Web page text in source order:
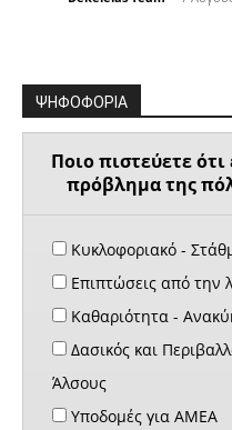
ΨΗΦΟΦΟΡΙΑ
Ποιο πιστεύετε
πρόβλημα της
Κυκλοφοριακό -
Επιπτώσεις από την
Καθαριότητα -
Δασικός και
Άλσους
Υποδομές για ΑΜΕΑ